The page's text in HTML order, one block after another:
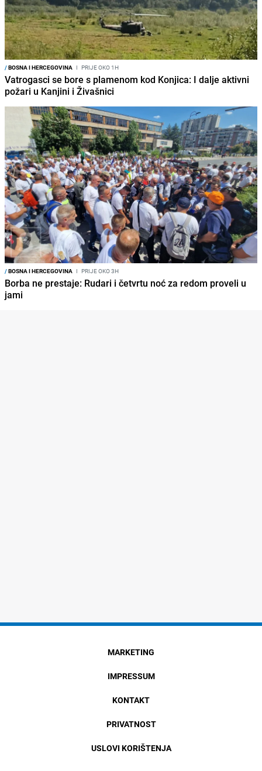
/BOSNA I HERCEGOVINA I PRIJE OKO 1H
Vatrogasci se bore s plamenom kod Konjica: I dalje aktivni
požari u Kanjini i Živašnici
/BOSNA I HERCEGOVINA I PRIJE OKO 3H
Borba ne prestaje: Rudari i četvrtu noć za redom proveli u
jami
MARKETING
IMPRESSUM
KONTAKT
PRIVATNOST
USLOVI KORIŠTENJA